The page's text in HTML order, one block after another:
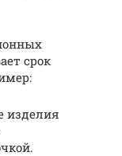
срок
изделия